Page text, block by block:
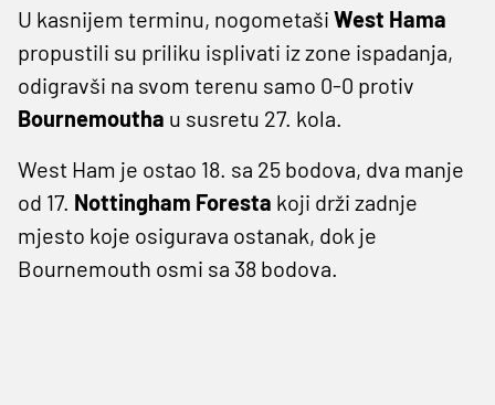
U kasnijem terminu, nogometaši West Hama
propustili su priliku isplivati iz zone ispadanja,
odigravši na svom terenu samo 0-0 protiv
Bournemoutha u susretu 27. kola.
West Ham je ostao 18. sa 25 bodova, dva manje
od 17. Nottingham Foresta koji drži zadnje
mjesto koje osigurava ostanak, dok je
Bournemouth osmi sa 38 bodova.